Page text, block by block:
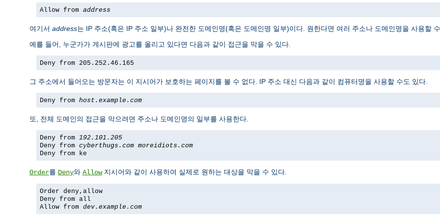
Allow from address
여기서 address는 IP 주소(혹은 IP 주소 일부)나 완전한 도메인명(혹은 도메인명 일부)이다. 원한다면 여러 주소나 도메인명을 사용할
예를 들어, 누군가가 게시판에 광고를 올리고 있다면 다음과 같이 접근을 막을 수 있다.
Deny from 205.252.46.165
그 주소에서 들어오는 방문자는 이 지시어가 보호하는 페이지를 볼 수 없다. IP 주소 대신 다음과 같이 컴퓨터명을 사용할 수도 있다.
Deny from host.example.com
또, 전체 도메인의 접근을 막으려면 주소나 도메인명의 일부를 사용한다.
Deny from 192.101.205
Deny from cyberthugs.com moreidiots.com
Deny from ke
Order를 Deny와 Allow지시어와 같이 사용하여 실제로 원하는 대상을 막을 수 있다.
Order deny,allow
Deny from all
Allow from dev.example.com